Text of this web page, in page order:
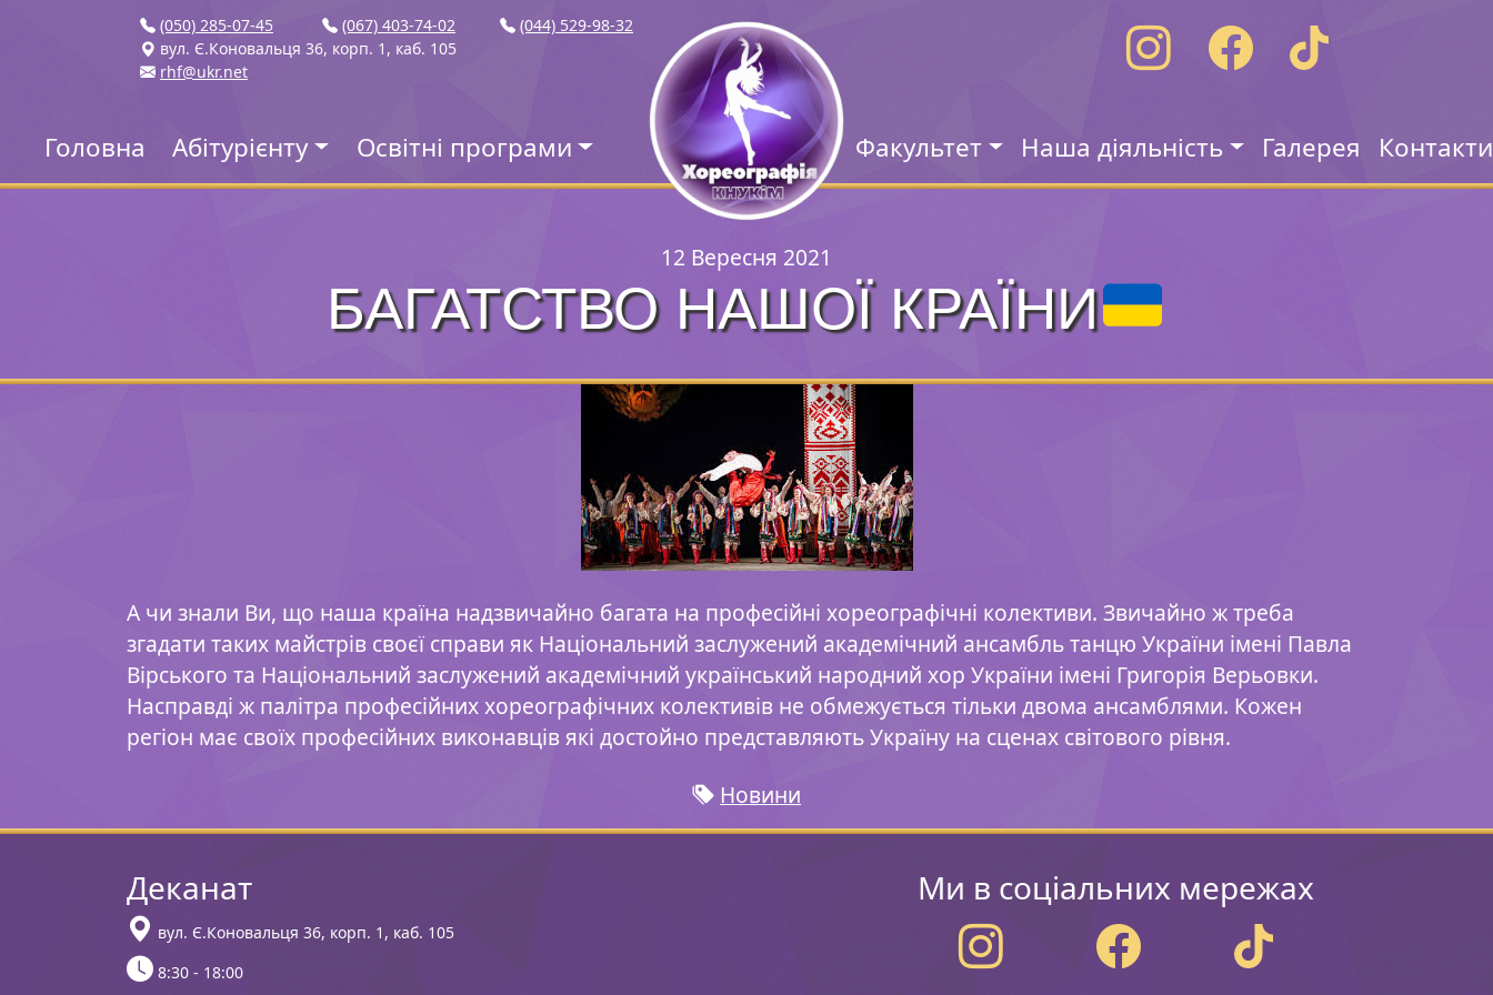
Головна Абітурієнту Освітні програми Факультет Наша діяльність Галерея Контакти
(050) 285-07-45 (067) 403-74-02
(044) 529-98-32
вул. Є.Коновальця 36, корп. 1, каб. 105
rhf@ukr.net
12 Вересня 2021
БАГАТСТВО НАШОЇ КРАЇНИ
А чи знали Ви, що наша країна надзвичайно багата на професійні хореографічні колективи. Звичайно ж треба
згадати таких майстрів своєї справи як Національний заслужений академічний ансамбль танцю України імені Павла
Вірського та Національний заслужений академічний український народний хор України імені Григорія Верьовки.
Насправді ж палітра професійних хореографічних колективів не обмежується тільки двома ансамблями. Кожен
регіон має своїх професійних виконавців які достойно представляють Україну на сценах світового рівня.
Новини
Деканат
вул. Є.Коновальця 36, корп. 1, каб. 105
8:30 - 18:00
Ми в соціальних мережах